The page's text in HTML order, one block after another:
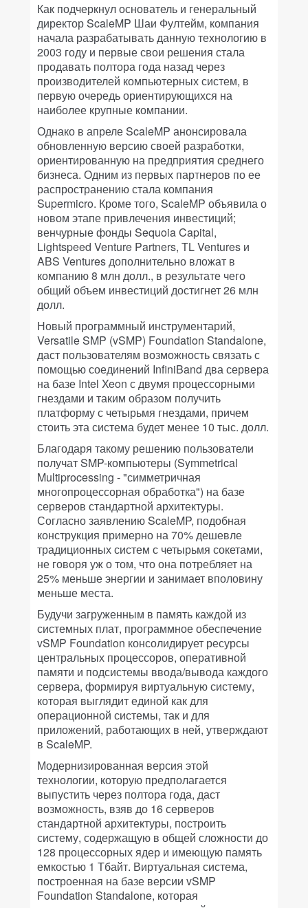
Как подчеркнул основатель и генеральный
директор ScaleMP Шаи Фултейм, компания
начала разрабатывать данную технологию в
2003 году и первые свои решения стала
продавать полтора года назад через
производителей компьютерных систем, в
первую очередь ориентирующихся на
наиболее крупные компании.
Однако в апреле ScaleMP анонсировала
обновленную версию своей разработки,
ориентированную на предприятия среднего
бизнеса. Одним из первых партнеров по ее
распространению стала компания
Supermicro. Кроме того, ScaleMP объявила о
новом этапе привлечения инвестиций;
венчурные фонды Sequoia Capital,
Lightspeed Venture Partners, TL Ventures и
ABS Ventures дополнительно вложат в
компанию 8 млн долл., в результате чего
общий объем инвестиций достигнет 26 млн
долл.
Новый программный инструментарий,
Versatile SMP (vSMP) Foundation Standalone,
даст пользователям возможность связать с
помощью соединений InfiniBand два сервера
на базе Intel Xeon с двумя процессорными
гнездами и таким образом получить
платформу с четырьмя гнездами, причем
стоить эта система будет менее 10 тыс. долл.
Благодаря такому решению пользователи
получат SMP-компьютеры (Symmetrical
Multiprocessing - "симметричная
многопроцессорная обработка") на базе
серверов стандартной архитектуры.
Согласно заявлению ScaleMP, подобная
конструкция примерно на 70% дешевле
традиционных систем с четырьмя сокетами,
не говоря уж о том, что она потребляет на
25% меньше энергии и занимает вполовину
меньше места.
Будучи загруженным в память каждой из
системных плат, программное обеспечение
vSMP Foundation консолидирует ресурсы
центральных процессоров, оперативной
памяти и подсистемы ввода/вывода каждого
сервера, формируя виртуальную систему,
которая выглядит единой как для
операционной системы, так и для
приложений, работающих в ней, утверждают
в ScaleMP.
Модернизированная версия этой
технологии, которую предполагается
выпустить через полтора года, даст
возможность, взяв до 16 серверов
стандартной архитектуры, построить
систему, содержащую в общей сложности до
128 процессорных ядер и имеющую память
емкостью 1 Тбайт. Виртуальная система,
построенная на базе версии vSMP
Foundation Standalone, которая